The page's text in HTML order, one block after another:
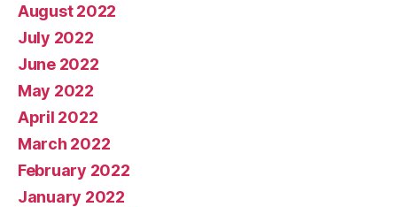
August 2022
July 2022
June 2022
May 2022
April 2022
March 2022
February 2022
January 2022